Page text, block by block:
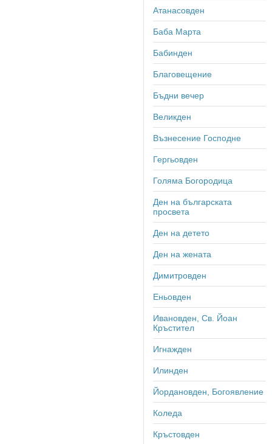
Атанасовден
Баба Марта
Бабинден
Благовещение
Бъдни вечер
Великден
Възнесение Господне
Гергьовден
Голяма Богородица
Ден на българската
просвета
Ден на детето
Ден на жената
Димитровден
Еньовден
Ивановден, Св. Йоан
Кръстител
Игнажден
Илинден
Йордановден, Богоявление
Коледа
Кръстовден